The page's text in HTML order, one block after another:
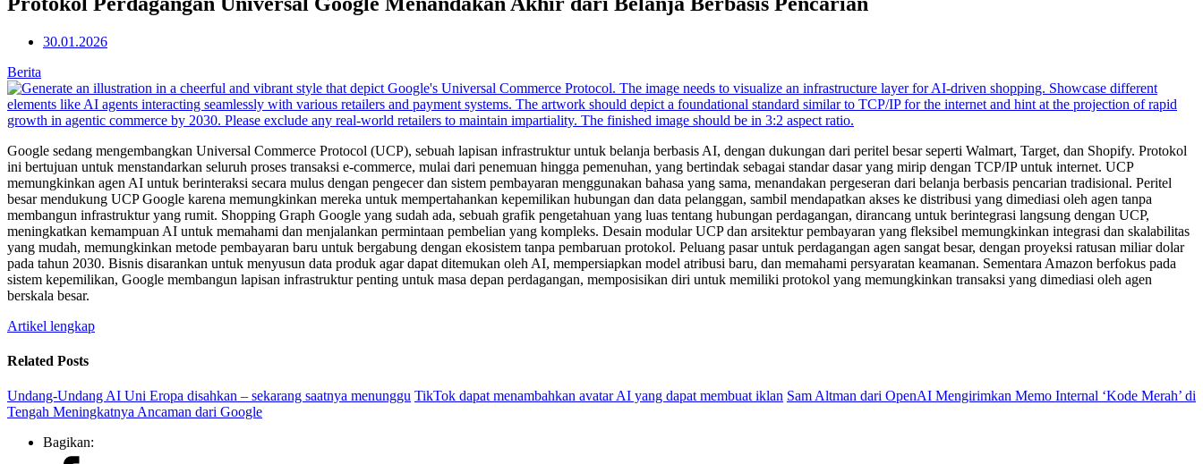
30.01.2026
Berita
Google sedang mengembangkan Universal Commerce Protocol (UCP), sebuah lapisan infrastruktur untuk belanja berbasis AI, dengan dukungan dari peritel besar seperti Walmart, Target, dan Shopify. Protokol
ini bertujuan untuk menstandarkan seluruh proses transaksi e-commerce, mulai dari penemuan hingga pemenuhan, yang bertindak sebagai standar dasar yang mirip dengan TCP/IP untuk internet. UCP
memungkinkan agen AI untuk berinteraksi secara mulus dengan pengecer dan sistem pembayaran menggunakan bahasa yang sama, menandakan pergeseran dari belanja berbasis pencarian tradisional. Peritel
besar mendukung UCP Google karena memungkinkan mereka untuk mempertahankan kepemilikan hubungan dan data pelanggan, sambil mendapatkan akses ke distribusi yang dimediasi oleh agen tanpa
membangun infrastruktur yang rumit. Shopping Graph Google yang sudah ada, sebuah grafik pengetahuan yang luas tentang hubungan perdagangan, dirancang untuk berintegrasi langsung dengan UCP,
meningkatkan kemampuan AI untuk memahami dan menjalankan permintaan pembelian yang kompleks. Desain modular UCP dan arsitektur pembayaran yang fleksibel memungkinkan integrasi dan skalabilitas
yang mudah, memungkinkan metode pembayaran baru untuk bergabung dengan ekosistem tanpa pembaruan protokol. Peluang pasar untuk perdagangan agen sangat besar, dengan proyeksi ratusan miliar dolar
pada tahun 2030. Bisnis disarankan untuk menyusun data produk agar dapat ditemukan oleh AI, mempersiapkan model atribusi baru, dan memahami persyaratan keamanan. Sementara Amazon berfokus pada
sistem kepemilikan, Google membangun lapisan infrastruktur penting untuk masa depan perdagangan, memposisikan diri untuk memiliki protokol yang memungkinkan transaksi yang dimediasi oleh agen
berskala besar.
Artikel lengkap
Related Posts
Undang-Undang AI Uni Eropa disahkan – sekarang saatnya menunggu TikTok dapat menambahkan avatar AI yang dapat membuat iklan Sam Altman dari OpenAI Mengirimkan Memo Internal ‘Kode Merah’ di
Tengah Meningkatnya Ancaman dari Google
Bagikan: